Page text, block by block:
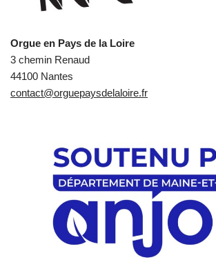
Orgue en Pays de la Loire
3 chemin Renaud
44100 Nantes
contact@orguepaysdelaloire.fr